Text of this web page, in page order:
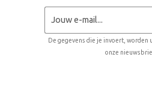
De gegevens die je invoert,
onze